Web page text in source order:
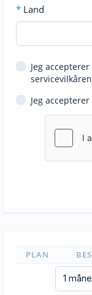
* Land
Jeg accepterer
Jeg accepterer
PLAN